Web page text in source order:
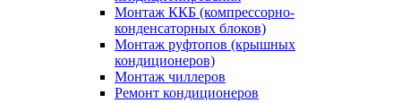
Монтаж ККБ (компрессорно-
конденсаторных блоков)
Монтаж руфтопов (крышных
кондиционеров)
Монтаж чиллеров
Ремонт кондиционеров